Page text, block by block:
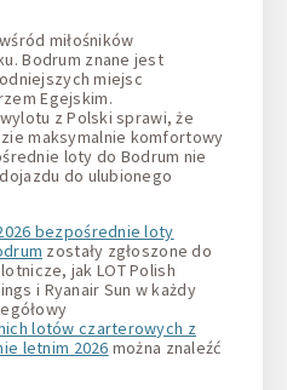
miłośników
Bodrum znane jest
miejsc
Egejskim.
z Polski sprawi, że
maksymalnie komfortowy
loty do Bodrum nie
do ulubionego
bezpośrednie loty
zostały zgłoszone do
jak LOT Polish
i Ryanair Sun w każdy
lotów czarterowych z
letnim 2026 można znaleźć